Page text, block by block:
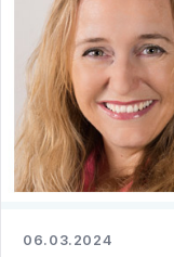
06.03.2024